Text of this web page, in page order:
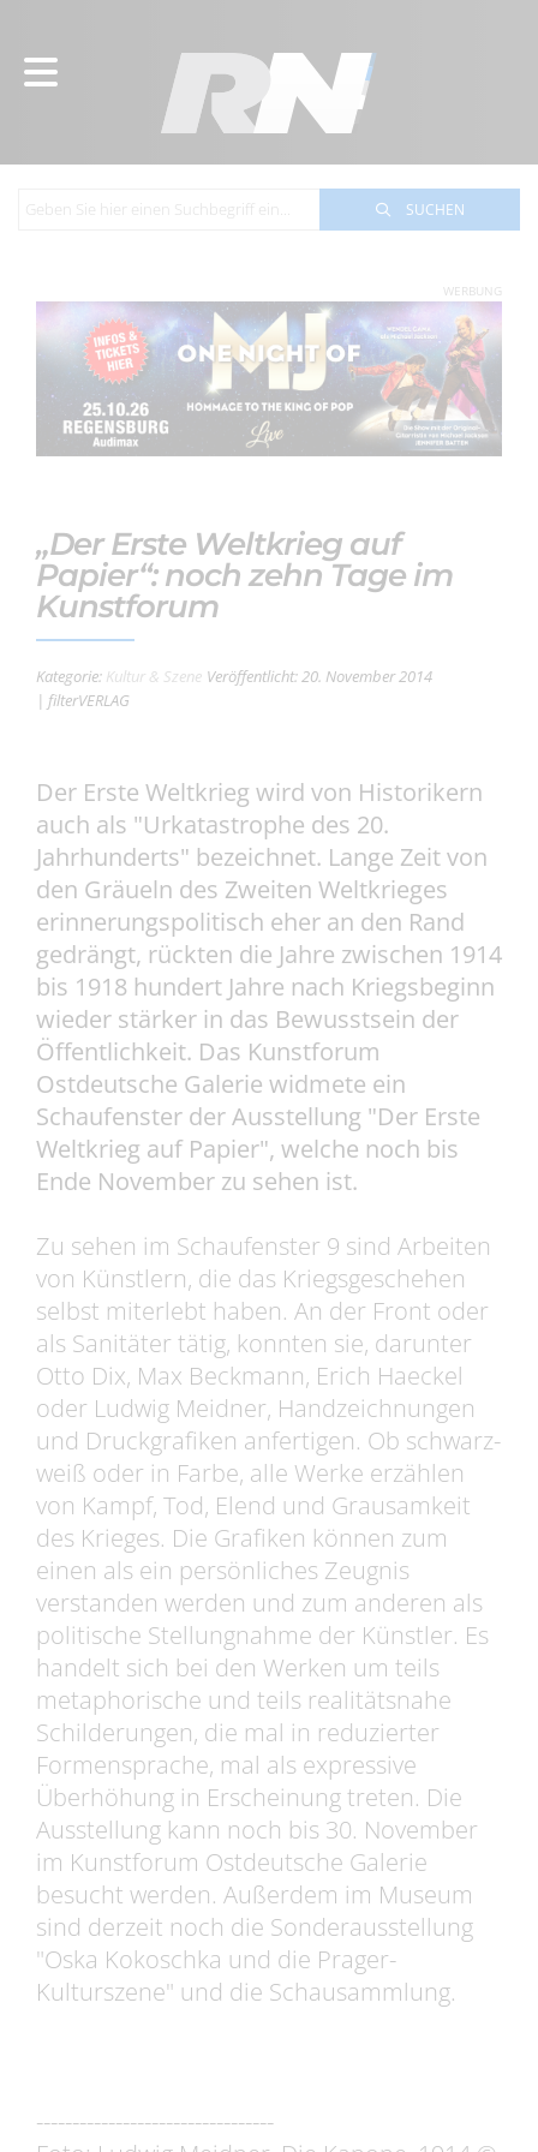
SUCHEN
WERBUNG
„Der Erste Weltkrieg auf
Papier“: noch zehn Tage im
Kunstforum
Kategorie: Kultur & Szene Veröffentlicht: 20. November 2014
| filterVERLAG
Der Erste Weltkrieg wird von Historikern
auch als "Urkatastrophe des 20.
Jahrhunderts" bezeichnet. Lange Zeit von
den Gräueln des Zweiten Weltkrieges
erinnerungspolitisch eher an den Rand
gedrängt, rückten die Jahre zwischen 1914
bis 1918 hundert Jahre nach Kriegsbeginn
wieder stärker in das Bewusstsein der
Öffentlichkeit. Das Kunstforum
Ostdeutsche Galerie widmete ein
Schaufenster der Ausstellung "Der Erste
Weltkrieg auf Papier", welche noch bis
Ende November zu sehen ist.
Zu sehen im Schaufenster 9 sind Arbeiten
von Künstlern, die das Kriegsgeschehen
selbst miterlebt haben. An der Front oder
als Sanitäter tätig, konnten sie, darunter
Otto Dix, Max Beckmann, Erich Haeckel
oder Ludwig Meidner, Handzeichnungen
und Druckgrafiken anfertigen. Ob schwarz-
weiß oder in Farbe, alle Werke erzählen
von Kampf, Tod, Elend und Grausamkeit
des Krieges. Die Grafiken können zum
einen als ein persönliches Zeugnis
verstanden werden und zum anderen als
politische Stellungnahme der Künstler. Es
handelt sich bei den Werken um teils
metaphorische und teils realitätsnahe
Schilderungen, die mal in reduzierter
Formensprache, mal als expressive
Überhöhung in Erscheinung treten. Die
Ausstellung kann noch bis 30. November
im Kunstforum Ostdeutsche Galerie
besucht werden. Außerdem im Museum
sind derzeit noch die Sonderausstellung
"Oska Kokoschka und die Prager-
Kulturszene" und die Schausammlung.
---------------------------------